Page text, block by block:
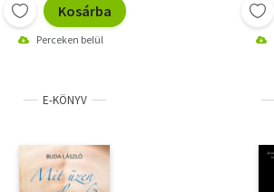
Kosárba
Perceken belül
E-KÖNYV